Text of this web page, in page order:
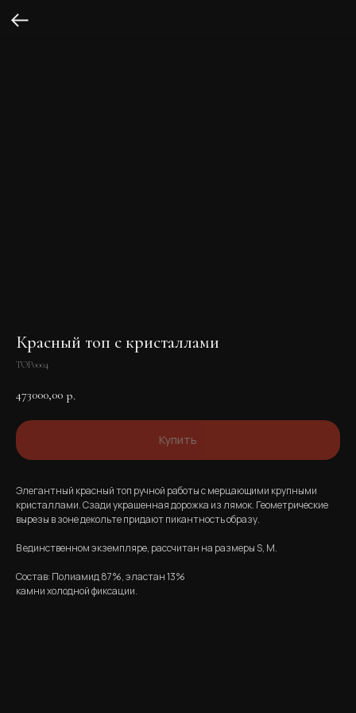
Красный топ с кристаллами
TOP0004
473000,00 р.
Купить
Элегантный красный топ ручной работы с мерцающими крупными
кристаллами. Сзади украшенная дорожка из лямок. Геометрические
вырезы в зоне декольте придают пикантность образу.
В единственном экземпляре, рассчитан на размеры S, M.​
Состав: Полиамид 87%, эластан 13%​
камни холодной фиксации.